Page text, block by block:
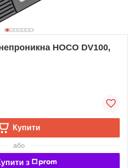
HOCO DV100,
Купити
або
з